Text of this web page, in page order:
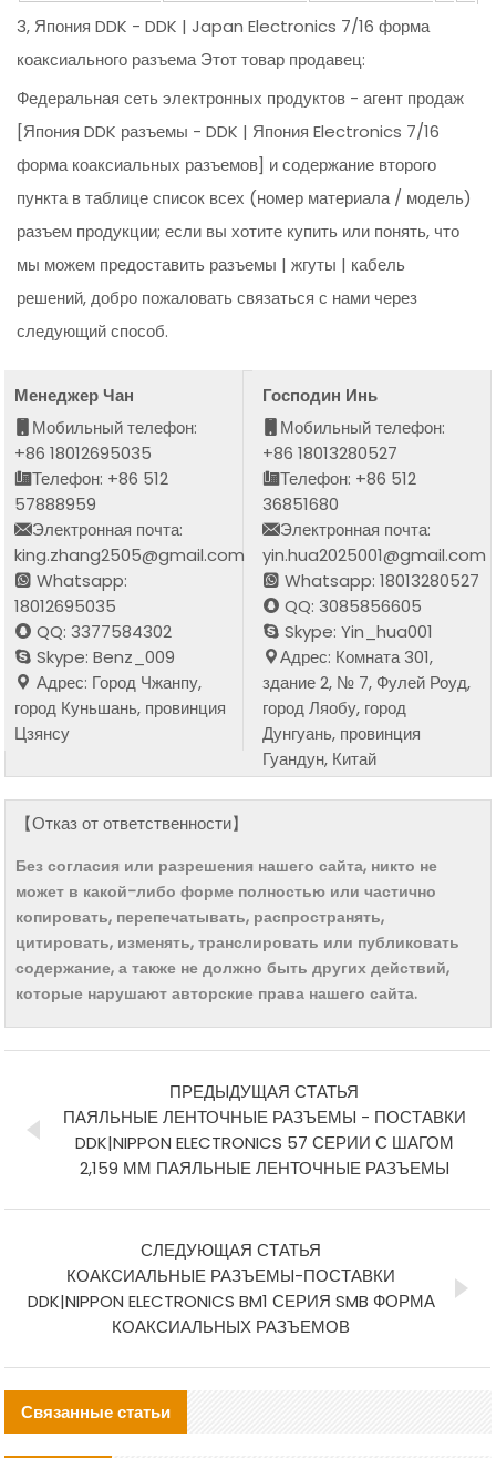
3, Япония DDK - DDK | Japan Electronics 7/16 форма
коаксиального разъема Этот товар продавец:
Федеральная сеть электронных продуктов - агент продаж
[Япония DDK разъемы - DDK | Япония Electronics 7/16
форма коаксиальных разъемов] и содержание второго
пункта в таблице список всех (номер материала / модель)
разъем продукции; если вы хотите купить или понять, что
мы можем предоставить разъемы | жгуты | кабель
решений, добро пожаловать связаться с нами через
следующий способ.
Менеджер Чан
Мобильный телефон:
+86 18012695035
Телефон: +86 512
57888959
Электронная почта:
king.zhang2505@gmail.com
Whatsapp:
18012695035
QQ: 3377584302
Skype: Benz_009
Адрес: Город Чжанпу,
город Куньшань, провинция
Цзянсу
Господин Инь
Мобильный телефон:
+86 18013280527
Телефон: +86 512
36851680
Электронная почта:
yin.hua2025001@gmail.com
Whatsapp: 18013280527
QQ: 3085856605
Skype: Yin_hua001
Адрес: Комната 301,
здание 2, № 7, Фулей Роуд,
город Ляобу, город
Дунгуань, провинция
Гуандун, Китай
【Отказ от ответственности】
Без согласия или разрешения нашего сайта, никто не
может в какой-либо форме полностью или частично
копировать, перепечатывать, распространять,
цитировать, изменять, транслировать или публиковать
содержание, а также не должно быть других действий,
которые нарушают авторские права нашего сайта.
ПРЕДЫДУЩАЯ СТАТЬЯ
ПАЯЛЬНЫЕ ЛЕНТОЧНЫЕ РАЗЪЕМЫ - ПОСТАВКИ
DDK|NIPPON ELECTRONICS 57 СЕРИИ С ШАГОМ
2,159 ММ ПАЯЛЬНЫЕ ЛЕНТОЧНЫЕ РАЗЪЕМЫ
СЛЕДУЮЩАЯ СТАТЬЯ
КОАКСИАЛЬНЫЕ РАЗЪЕМЫ-ПОСТАВКИ
DDK|NIPPON ELECTRONICS BM1 СЕРИЯ SMB ФОРМА
КОАКСИАЛЬНЫХ РАЗЪЕМОВ
Связанные статьи